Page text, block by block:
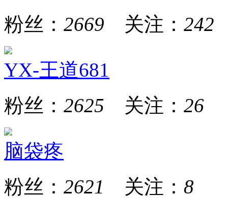
粉丝： 2669 关注： 242
YX-王道681
粉丝： 2625 关注： 26
脑袋疼
粉丝： 2621 关注： 8